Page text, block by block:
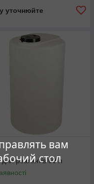
вам
стол
уточнюйте
для реагентів 60 л